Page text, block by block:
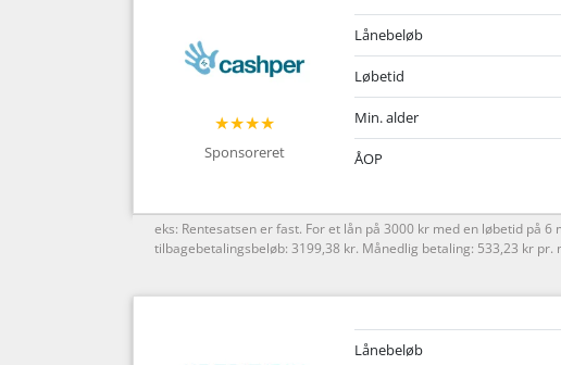
★★★★
Sponsoreret
Lånebeløb
Løbetid
Min. alder
ÅOP
eks: Rentesatsen er fast. For et lån på 3000 kr med en løbetid på
tilbagebetalingsbeløb: 3199,38 kr. Månedlig betaling: 533,23 kr pr.
Lånebeløb